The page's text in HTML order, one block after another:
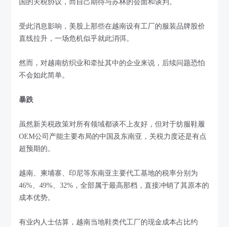
国的关税协议，而自己期待与苏林的会面和谈判。
受此消息影响，美股上那些在越南设有工厂的服装品牌股价
直线拉升，一场危机似乎就此消弭。
然而，对越南纺织业和牵扯其中的企业来说，后续问题恐怕
不会如此简单。
暴跌
虽然新关税政策对所有领域都谈不上友好，但对于纺服鞋履
OEM公司产能主要布局的中国及东南亚，关税力度还是有点
超预期的。
越南、柬埔寨、印尼等东南亚主要代工基地的税率分别为
46%、49%、32%，全部属于最高那档，直接冲销了其原本的
成本优势。
有业内人士估算，越南当地鞋类代工厂的现金成本占比约